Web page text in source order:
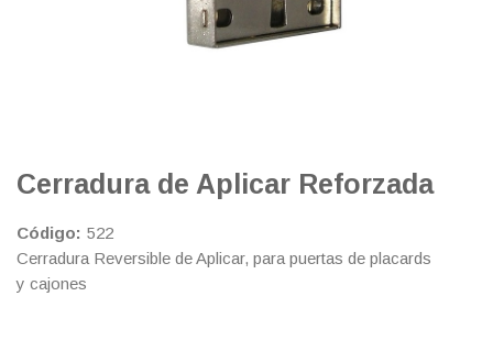
Cerradura de Aplicar Reforzada
Código: 522
Cerradura Reversible de Aplicar, para puertas de placards
y cajones